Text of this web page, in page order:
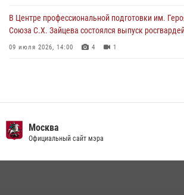
В Центре профессиональной подготовки им.
Союза С.Х. Зайцева состоялся выпуск
09 июля 2026, 14:00 4 1
Пазл счастливой жизни: история любви и службы
вневедомственной охраны Росгвардии
Москва
Официальный сайт мэра